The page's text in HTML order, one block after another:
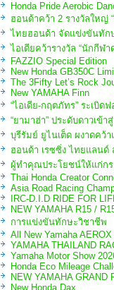
Honda Pride Aerobic
ฮอนด้าคว้า 2 รางวัลใหญ่
ไทยฮอนด้า จัดแข่งขันทัก
ไอเดียคว้ารางวัล “นักกีฬา
FAZZIO Special Edition
New Honda GB350C
The 3Fifty Let’s Rock
New YAMAHA Finn
“ไอเดีย-กฤตภัทร” ระเบิด
“ยามาฮ่า” ประดับดาวเข้า
บุรีรัมย์ ยูไนเต็ด ผงาดคว้
ฮอนด้า เรซซิ่ง ไทยแลนด์
ผู้ทำคุณประโยชน์ให้แก่กร
Thai Honda Creator
Asia Road Racing
IRC-D.I.D RIDE FOR
NEW YAMAHA R15 /
การแข่งขันทักษะวิชาชีพ
All New Yamaha AEROX
YAMAHA THAILAND
Yamaha Motor Show
Honda Eco Mileage
NEW YAMAHA GRAND
New Honda Dax